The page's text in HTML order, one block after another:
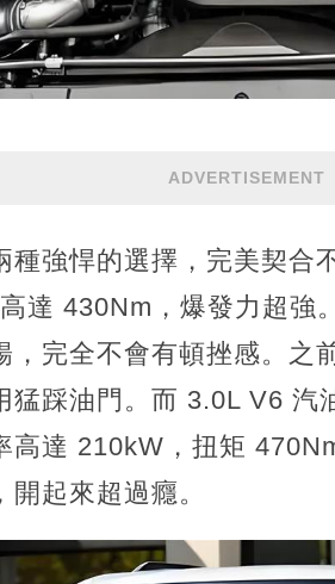
ADVERTISEMENT
種強悍的選擇，完美契合
達 430Nm，爆發力超強
，完全不會有頓挫感。之
猛踩油門。而 3.0L V6 汽
高達 210kW，扭矩
起來超過癮。